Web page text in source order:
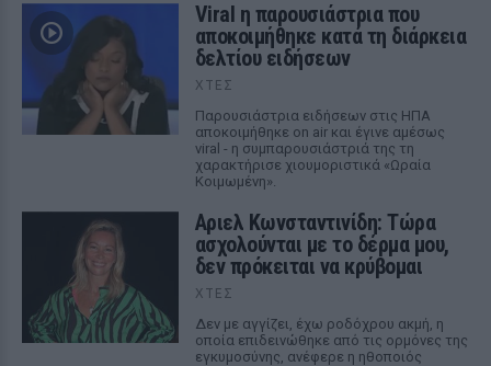
Viral η παρουσιάστρια που
αποκοιμήθηκε κατά τη διάρκεια
δελτίου ειδήσεων
ΧΤΕΣ
Παρουσιάστρια ειδήσεων στις ΗΠΑ
αποκοιμήθηκε on air και έγινε αμέσως
viral - η συμπαρουσιάστριά της τη
χαρακτήρισε χιουμοριστικά «Ωραία
Κοιμωμένη».
Αριελ Κωνσταντινίδη: Τώρα
ασχολούνται με το δέρμα μου,
δεν πρόκειται να κρύβομαι
ΧΤΕΣ
Δεν με αγγίζει, έχω ροδόχρου ακμή, η
οποία επιδεινώθηκε από τις ορμόνες της
εγκυμοσύνης, ανέφερε η ηθοποιός